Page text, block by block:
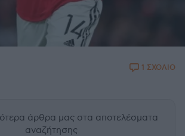
1 ΣΧΟΛΙΟ
άρθρα μας στα αποτελέσματα
αναζήτησης